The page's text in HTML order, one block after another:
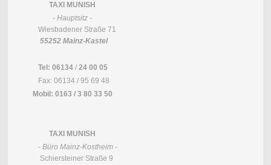
TAXI MUNISH
- Hauptsitz -
Wiesbadener Straße 71
55252 Mainz-Kastel
Tel: 06134/ 24 00 05
Fax: 06134 / 95 69 48
Mobil: 0163 / 3 80 33 50
TAXI MUNISH
- Büro Mainz-Kostheim -
Schiersteiner Straße 9